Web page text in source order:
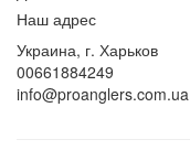
Наш адрес
Украина, г. Харьков
00661884249
info@proanglers.com.ua